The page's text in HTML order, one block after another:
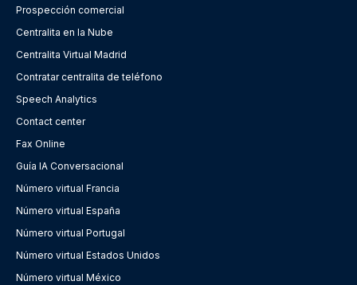
Prospección comercial
Centralita en la Nube
Centralita Virtual Madrid
Contratar centralita de teléfono
Speech Analytics
Contact center
Fax Online
Guía IA Conversacional
Número virtual Francia
Número virtual España
Número virtual Portugal
Número virtual Estados Unidos
Número virtual México